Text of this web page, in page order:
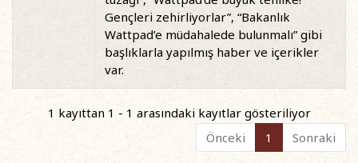
Gençleri zehirliyorlar”, “Bakanlık
Wattpad’e müdahalede bulunmalı” gibi
başlıklarla yapılmış haber ve içerikler
var.
1 kayıttan 1 - 1 arasındaki kayıtlar gösteriliyor
Önceki
1 Sonraki